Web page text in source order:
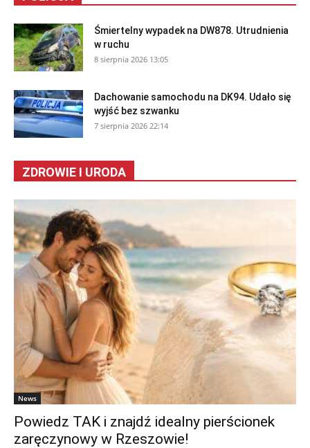
Śmiertelny wypadek na DW878. Utrudnienia
w ruchu
8 sierpnia 2026 13:05
Dachowanie samochodu na DK94. Udało się
wyjść bez szwanku
7 sierpnia 2026 22:14
ZDROWIE I URODA
News
Powiedz TAK i znajdź idealny pierścionek
zaręczynowy w Rzeszowie!